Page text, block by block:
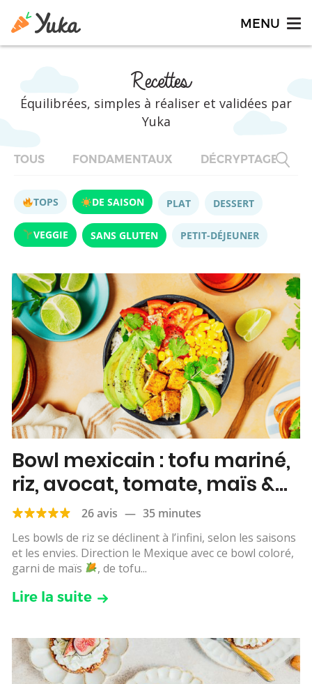
Recettes
Équilibrées, simples à réaliser et validées par
Yuka
TOUS FONDAMENTAUX DÉCRYPTAGES
TOPS DE SAISON PLAT DESSERT
VEGGIE SANS GLUTEN PETIT-DÉJEUNER
Bowl mexicain : tofu mariné,
riz, avocat, tomate, maïs &
citron vert
26 avis — 35 minutes
Les bowls de riz se déclinent à l’infini, selon les saisons
et les envies. Direction le Mexique avec ce bowl coloré,
garni de maïs
, de tofu...
Lire la suite